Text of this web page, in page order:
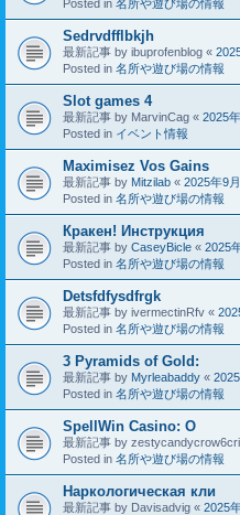
Posted in 名所や遊び場の情報
Sedrvdfflbkjh
最新記事 by ibuprofenblog «
Posted in 名所や遊び場の情報
Slot games 4
最新記事 by MarvinCag « 2025
Posted in イベント情報
Maximisez Vos Gains
最新記事 by Mitzilab « 2025年9
Posted in 名所や遊び場の情報
Кракен! Инструкция
最新記事 by CaseyBicle « 2025
Posted in 名所や遊び場の情報
Detsfdfysdfrgk
最新記事 by ivermectinRfv «
Posted in 名所や遊び場の情報
3 Pyramids of Gold:
最新記事 by Myrleabaddy «
Posted in 名所や遊び場の情報
SpellWin Casino: O
最新記事 by
Posted in 名所や遊び場の情報
Наркологическая кли
最新記事 by Davisadvig « 2025